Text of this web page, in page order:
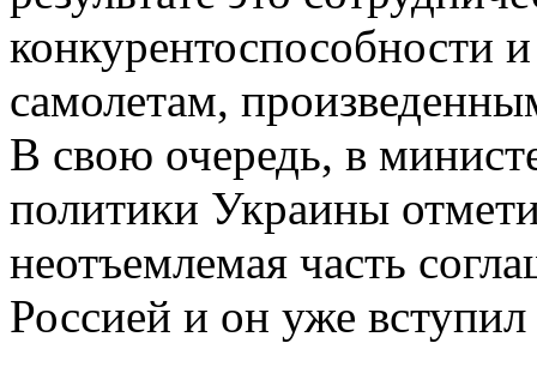
конкурентоспособности
самолетам,
В свою очередь, в
политики Украины
неотъемлемая часть
Россией и он уже